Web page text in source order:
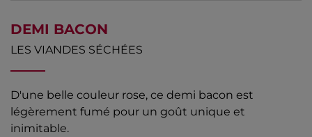
DEMI BACON
LES VIANDES SÉCHÉES
D'une belle couleur rose, ce demi bacon est
légèrement fumé pour un goût unique et
inimitable.